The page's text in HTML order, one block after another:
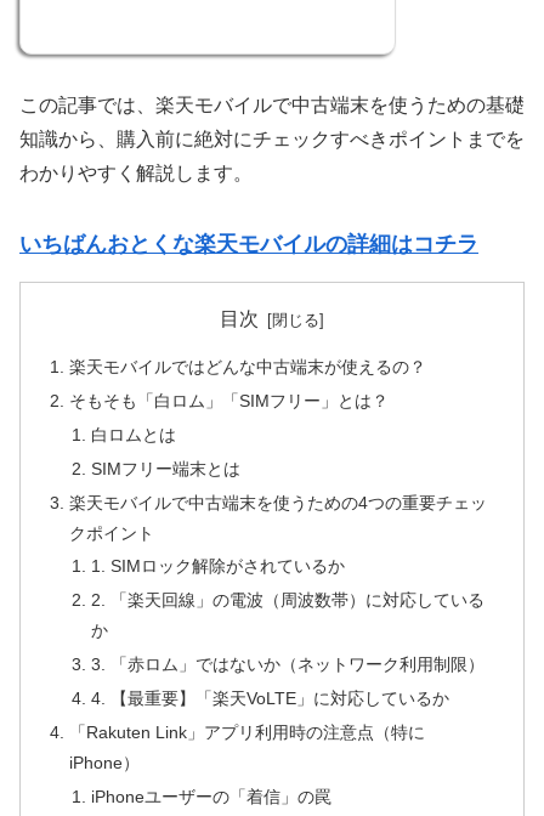
この記事では、楽天モバイルで中古端末を使うための基礎
知識から、購入前に絶対にチェックすべきポイントまでを
わかりやすく解説します。
いちばんおとくな楽天モバイルの詳細はコチラ
目次
楽天モバイルではどんな中古端末が使えるの？
そもそも「白ロム」「SIMフリー」とは？
白ロムとは
SIMフリー端末とは
楽天モバイルで中古端末を使うための4つの重要チェッ
クポイント
1. SIMロック解除がされているか
2. 「楽天回線」の電波（周波数帯）に対応している
か
3. 「赤ロム」ではないか（ネットワーク利用制限）
4. 【最重要】「楽天VoLTE」に対応しているか
「Rakuten Link」アプリ利用時の注意点（特に
iPhone）
iPhoneユーザーの「着信」の罠